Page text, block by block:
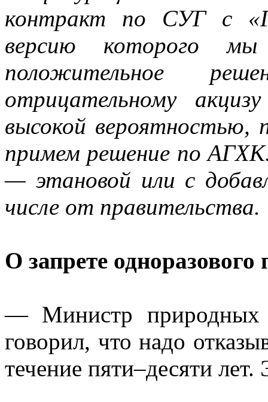
контракт по СУГ с
версию которого
положительное
отрицательному
высокой вероятностью,
примем решение по
— этановой или с
числе от правительства.
О запрете одноразового
— Министр природных
говорил, что надо
течение пяти–десяти